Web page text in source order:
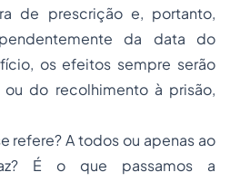
de prescrição e, portanto,
da data do
os efeitos sempre serão
do recolhimento à prisão,
refere? A todos ou apenas ao
É o que passamos a